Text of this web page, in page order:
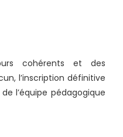
cohérents et des
l’inscription définitive
l’équipe pédagogique